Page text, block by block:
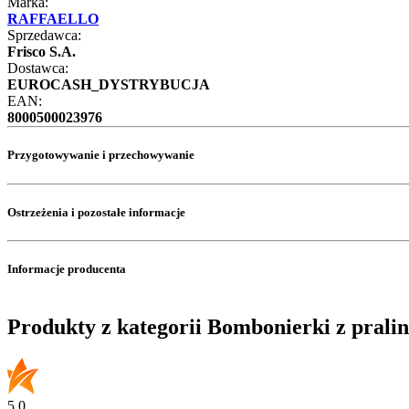
RAFFAELLO
Sprzedawca:
Frisco S.A.
Dostawca:
EUROCASH_DYSTRYBUCJA
EAN:
8000500023976
Przygotowywanie i przechowywanie
Ostrzeżenia i pozostałe informacje
Informacje producenta
Produkty z kategorii Bombonierki z
5.0